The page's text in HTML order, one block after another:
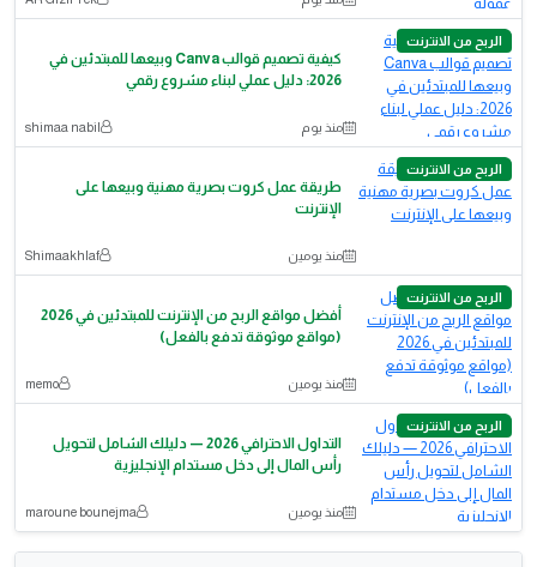
الربح من الانترنت
كيفية تصميم قوالب Canva وبيعها للمبتدئين في
2026: دليل عملي لبناء مشروع رقمي
منذ يوم shimaa nabil
الربح من الانترنت
طريقة عمل كروت بصرية مهنية وبيعها على
الإنترنت
منذ يومين Shimaakhlaf
الربح من الانترنت
أفضل مواقع الربح من الإنترنت للمبتدئين في 2026
(مواقع موثوقة تدفع بالفعل)
منذ يومين memo
الربح من الانترنت
التداول الاحترافي 2026 — دليلك الشامل لتحويل
رأس المال إلى دخل مستدام الإنجليزية
منذ يومين maroune bounejma